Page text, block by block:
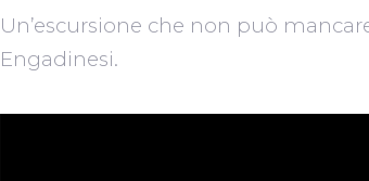
Un’escursione che non può
Engadinesi.